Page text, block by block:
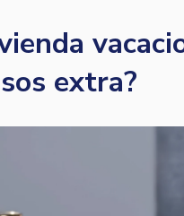
extra?